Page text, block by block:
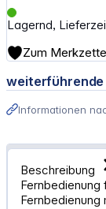
Lagernd,
Zum
weiterführende
Informationen
Beschreibung